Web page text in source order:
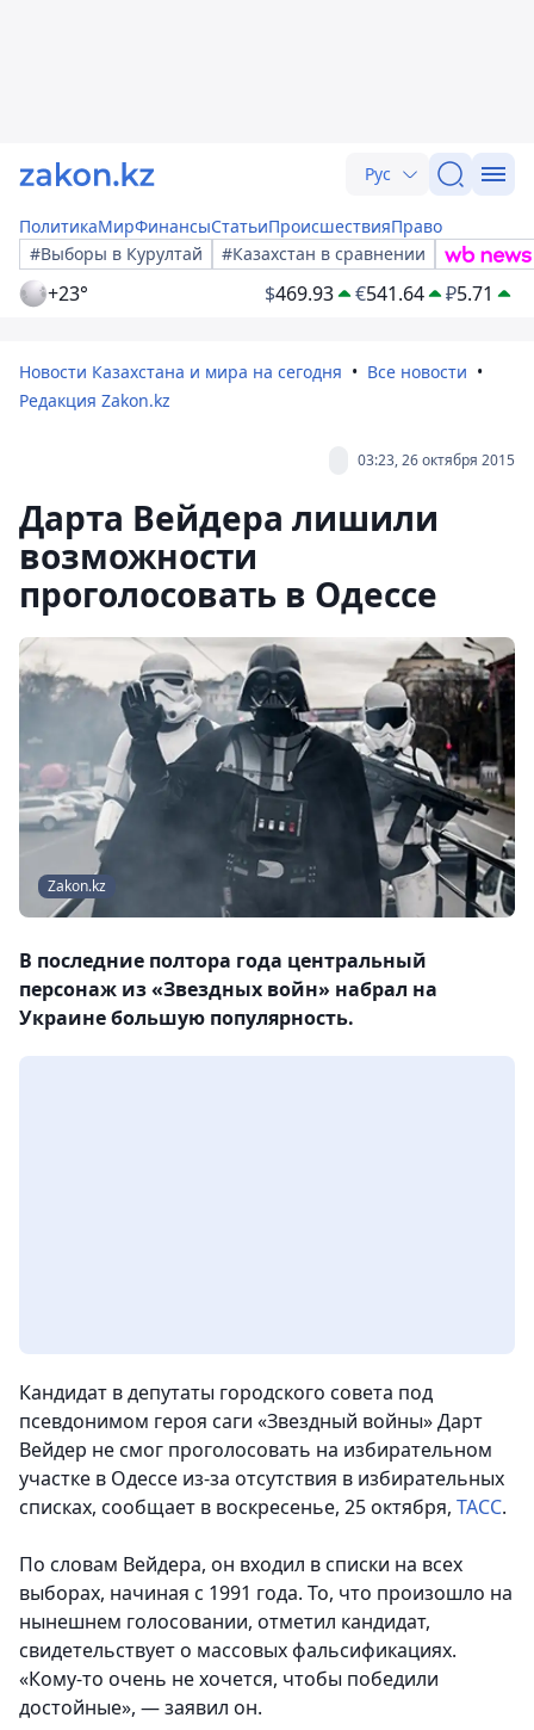
Рус
ПолитикаМирФинансыСтатьиПроисшествияПраво
#Выборы в Курултай
#Казахстан в сравнении
+23° $469.93 €541.64 ₽5.71
Новости Казахстана и мира на сегодня
Все новости
Редакция Zakon.kz
03:23, 26 октября 2015
Дарта Вейдера лишили
возможности
проголосовать в Одессе
Zakon.kz
В последние полтора года центральный
персонаж из «Звездных войн» набрал на
Украине большую популярность.
Кандидат в депутаты городского совета под
псевдонимом героя саги «Звездный войны» Дарт
Вейдер не смог проголосовать на избирательном
участке в Одессе из-за отсутствия в избирательных
списках, сообщает в воскресенье, 25 октября, ТАСС.
По словам Вейдера, он входил в списки на всех
выборах, начиная с 1991 года. То, что произошло на
нынешнем голосовании, отметил кандидат,
свидетельствует о массовых фальсификациях.
«Кому-то очень не хочется, чтобы победили
достойные», — заявил он.